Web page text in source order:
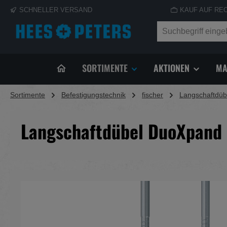
Zur Hauptnavigation springen
SCHNELLER VERSAND KAUF AUF
SORTIMENTE AKTIONEN
Sortimente Befestigungstechnik fischer
Langschaftdübel DuoXpand